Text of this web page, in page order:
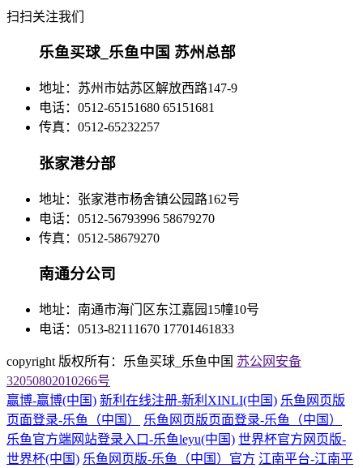
扫扫关注我们
乐鱼买球_乐鱼中国 苏州总部
地址：苏州市姑苏区解放西路147-9
电话：0512-65151680 65151681
传真：0512-65232257
张家港分部
地址：张家港市杨舍镇公园路162号
电话：0512-56793996 58679270
传真：0512-58679270
南通分公司
地址：南通市海门区东江嘉园15幢10号
电话：0513-82111670 17701461833
copyright 版权所有：乐鱼买球_乐鱼中国 苏公网安备
32050802010266号
赢博-赢博(中国) 新利在线注册-新利XINLI(中国) 乐鱼网页版
页面登录-乐鱼（中国）
乐鱼网页版页面登录-乐鱼（中国）
乐鱼官方端网站登录入口-乐鱼leyu(中国) 世界杯官方网页版-
世界杯(中国) 乐鱼网页版-乐鱼（中国）官方 江南平台-江南平